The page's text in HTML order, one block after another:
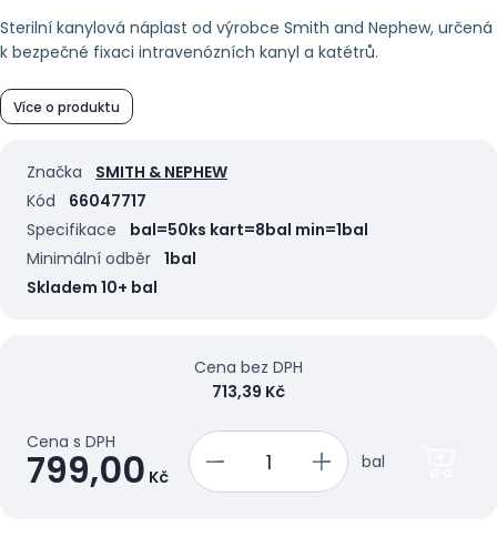
Sterilní kanylová náplast od výrobce Smith and Nephew, určená
k bezpečné fixaci intravenózních kanyl a katétrů.
Více o produktu
Značka
SMITH & NEPHEW
Kód
66047717
Specifikace
bal=50ks kart=8bal min=1bal
Minimální odběr 1bal
Skladem 10+ bal
Cena s DPH
799,00 Kč
Cena bez DPH
713,39 Kč
bal